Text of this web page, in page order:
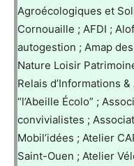
Agroécologiques et
Cornouaille ; AFDI ;
autogestion ; Amap
Nature Loisir
Relais d’Informations
“l’Abeille Écolo” ;
convivialistes ;
Mobil’idées ; Atelier
Saint-Ouen ; Atelier